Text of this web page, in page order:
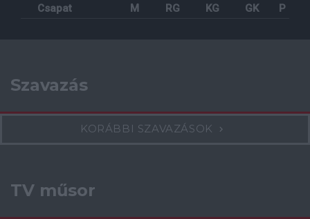
Csapat M RG KG GK P
Szavazás
KORÁBBI SZAVAZÁSOK
TV műsor